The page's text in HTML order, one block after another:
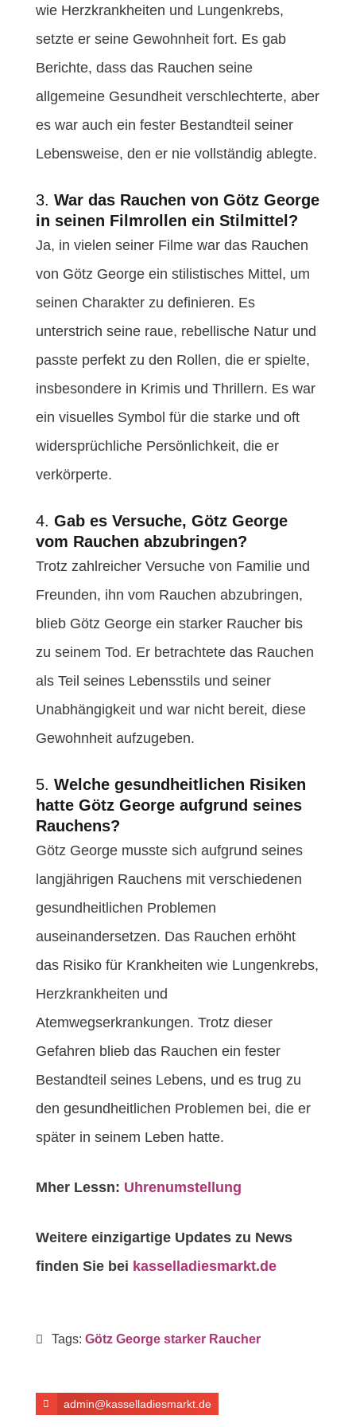
wie Herzkrankheiten und Lungenkrebs,
setzte er seine Gewohnheit fort. Es gab
Berichte, dass das Rauchen seine
allgemeine Gesundheit verschlechterte, aber
es war auch ein fester Bestandteil seiner
Lebensweise, den er nie vollständig ablegte.
3. War das Rauchen von Götz George
in seinen Filmrollen ein Stilmittel?
Ja, in vielen seiner Filme war das Rauchen
von Götz George ein stilistisches Mittel, um
seinen Charakter zu definieren. Es
unterstrich seine raue, rebellische Natur und
passte perfekt zu den Rollen, die er spielte,
insbesondere in Krimis und Thrillern. Es war
ein visuelles Symbol für die starke und oft
widersprüchliche Persönlichkeit, die er
verkörperte.
4. Gab es Versuche, Götz George
vom Rauchen abzubringen?
Trotz zahlreicher Versuche von Familie und
Freunden, ihn vom Rauchen abzubringen,
blieb Götz George ein starker Raucher bis
zu seinem Tod. Er betrachtete das Rauchen
als Teil seines Lebensstils und seiner
Unabhängigkeit und war nicht bereit, diese
Gewohnheit aufzugeben.
5. Welche gesundheitlichen Risiken
hatte Götz George aufgrund seines
Rauchens?
Götz George musste sich aufgrund seines
langjährigen Rauchens mit verschiedenen
gesundheitlichen Problemen
auseinandersetzen. Das Rauchen erhöht
das Risiko für Krankheiten wie Lungenkrebs,
Herzkrankheiten und
Atemwegserkrankungen. Trotz dieser
Gefahren blieb das Rauchen ein fester
Bestandteil seines Lebens, und es trug zu
den gesundheitlichen Problemen bei, die er
später in seinem Leben hatte.
Mher Lessn: Uhrenumstellung
Weitere einzigartige Updates zu News
finden Sie bei kasselladiesmarkt.de
Tags: Götz George starker Raucher
admin@kasselladiesmarkt.de